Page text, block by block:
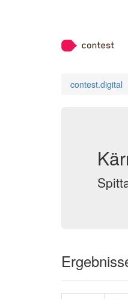
contest.digital